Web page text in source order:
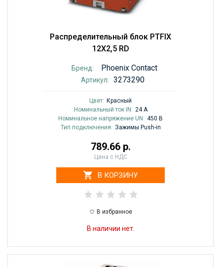
Распределительный блок PTFIX
12X2,5 RD
Бренд: Phoenix Contact
Артикул: 3273290
Цвет: Красный
Номинальный ток IN: 24 A
Номинальное напряжение UN: 450 В
Тип подключения: Зажимы Push-in
789.66 р.
Цена с НДС
В КОРЗИНУ
В избранное
В наличии нет.